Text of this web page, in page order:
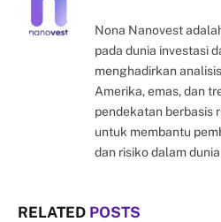
Nona Nanovest
pada dunia investasi
menghadirkan
Amerika, emas, dan
pendekatan berbasis
untuk membantu
dan risiko dalam
RELATED POSTS